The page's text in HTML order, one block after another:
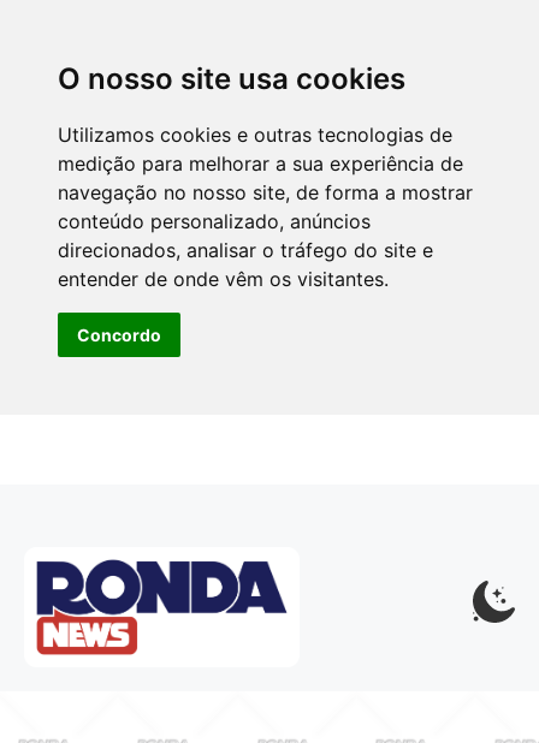
O nosso site usa cookies
Utilizamos cookies e outras tecnologias de
medição para melhorar a sua experiência de
navegação no nosso site, de forma a mostrar
conteúdo personalizado, anúncios
direcionados, analisar o tráfego do site e
entender de onde vêm os visitantes.
Concordo